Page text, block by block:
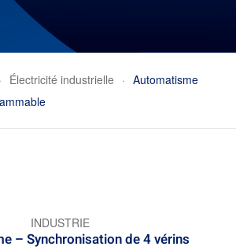
Électricité industrielle
Automatisme
INDUSTRIE
– Synchronisation de 4 vérins